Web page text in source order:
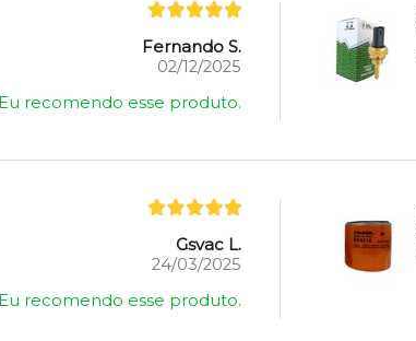
Fernando S.
02/12/2025
Eu recomendo esse produto.
Gsvac L.
24/03/2025
Eu recomendo esse produto.